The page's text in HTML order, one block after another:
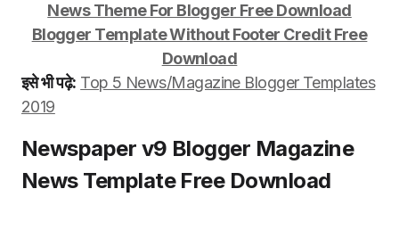
News Theme For Blogger Free Download
Blogger Template Without Footer Credit Free
Download
इसे भी पढ़े: Top 5 News/Magazine Blogger Templates
2019
Newspaper v9 Blogger Magazine
News Template Free Download